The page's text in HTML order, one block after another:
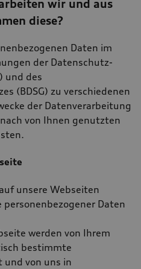
wir und aus
diese?
Daten im
der Datenschutz-
und des
(BDSG) zu verschiedenen
der Datenverarbeitung
von Ihnen genutzten
unsere Webseiten
personenbezogener Daten
werden von Ihrem
bestimmte
von uns in